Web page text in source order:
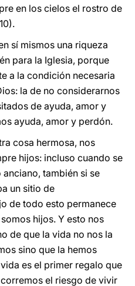
en los cielos el rostro de
sí mismos una riqueza
para la Iglesia, porque
a la condición necesaria
la de no considerarnos
de ayuda, amor y
ayuda, amor y perdón.
cosa hermosa, nos
hijos: incluso cuando se
también si se
un sitio de
de todo esto permanece
hijos. Y esto nos
de que la vida no nos la
sino que la hemos
es el primer regalo que
el riesgo de vivir